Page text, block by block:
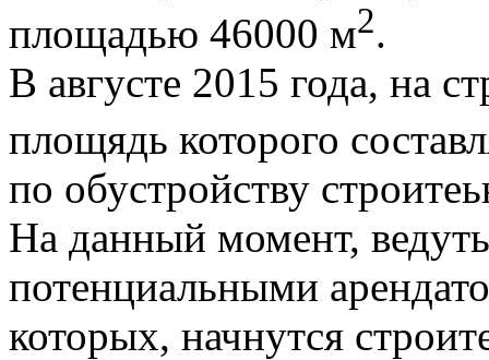
площадью 46000 м2.
В августе 2015 года, на
площядь которого
по обустройству
На данный момент,
потенциальными
которых, начнутся